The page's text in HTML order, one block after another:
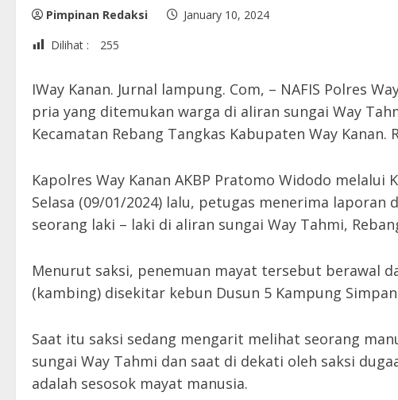
Pimpinan Redaksi
January 10, 2024
Dilihat :
255
IWay Kanan. Jurnal lampung. Com, – NAFIS Polres
pria yang ditemukan warga di aliran sungai Way
Kecamatan Rebang Tangkas Kabupaten Way Kanan.
Kapolres Way Kanan AKBP Pratomo Widodo
Selasa (09/01/2024) lalu, petugas menerima
seorang laki – laki di aliran sungai Way Tahmi,
Menurut saksi, penemuan mayat tersebut berawal
(kambing) disekitar kebun Dusun 5 Kampung
Saat itu saksi sedang mengarit melihat seorang
sungai Way Tahmi dan saat di dekati oleh saksi
adalah sesosok mayat manusia.